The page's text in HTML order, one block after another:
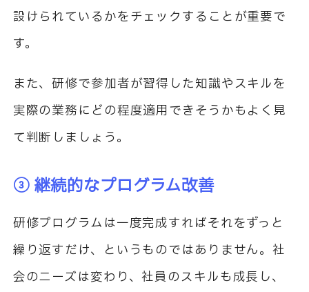
設けられているかをチェックすることが重要で
す。
また、研修で参加者が習得した知識やスキルを
実際の業務にどの程度適用できそうかもよく見
て判断しましょう。
③ 継続的なプログラム改善
研修プログラムは一度完成すればそれをずっと
繰り返すだけ、というものではありません。社
会のニーズは変わり、社員のスキルも成長し、